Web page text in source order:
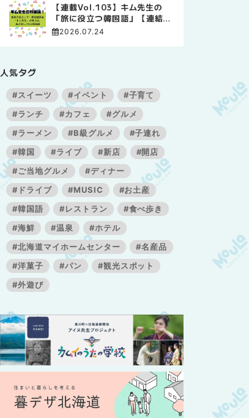
【連載Vol.103】キム先生の
「旅に役立つ韓国語」【連結語
尾について その3】
2026.07.24
人気タグ
#スイーツ #イベント
#子育て
#ランチ
#カフェ
#グルメ
#ラーメン
#B級グルメ
#子連れ
#韓国
#ライブ #新店
#開店
#ご当地グルメ
#ディナー
#ドライブ
#MUSIC
#お土産
#韓国語
#レストラン
#食べ歩き
#海鮮
#温泉
#ホテル
#北海道マイホームセンター
#名産品
#洋菓子
#パン
#観光スポット
#外遊び